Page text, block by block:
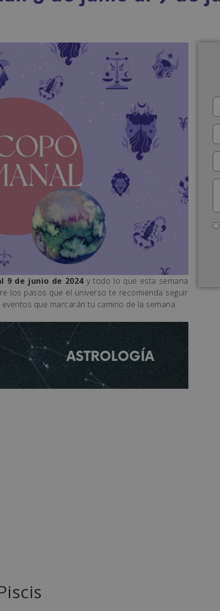
9 de junio de 2024y todo lo que esta semana
los pasos que el universo te recomienda seguir
que marcarán tu camino de la semana.